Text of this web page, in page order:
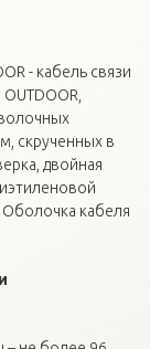
- кабель связи
скрученных в
двойная
кабеля